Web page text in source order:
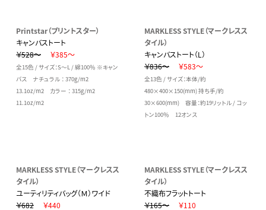
Printstar（プリントスター）
キャンバストート
￥528～
￥385～
全15色 / サイズ：S～L / 綿100％ ※キャン
バス ナチュラル ： 370g/m2
13.1oz/m2 カラー ： 315g/m2
11.1oz/m2
MARKLESS STYLE（マークレスス
タイル）
キャンバストート（L）
￥836～
￥583～
全13色 / サイズ：本体/約
480×400×150(mm) 持ち手/約
30×600(mm) 容量：約19リットル / コッ
トン100％ 12オンス
MARKLESS STYLE（マークレスス
タイル）
ユーティリティバッグ（Ｍ）ワイド
￥682
￥440
MARKLESS STYLE（マークレスス
タイル）
不織布フラットトート
￥165～
￥110